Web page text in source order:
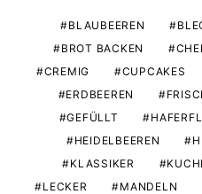
BLAUBEEREN
BROT BACKEN
CREMIG
CUPCAKES
ERDBEEREN
GEFÜLLT
HEIDELBEEREN
KLASSIKER
LECKER
MANDELN